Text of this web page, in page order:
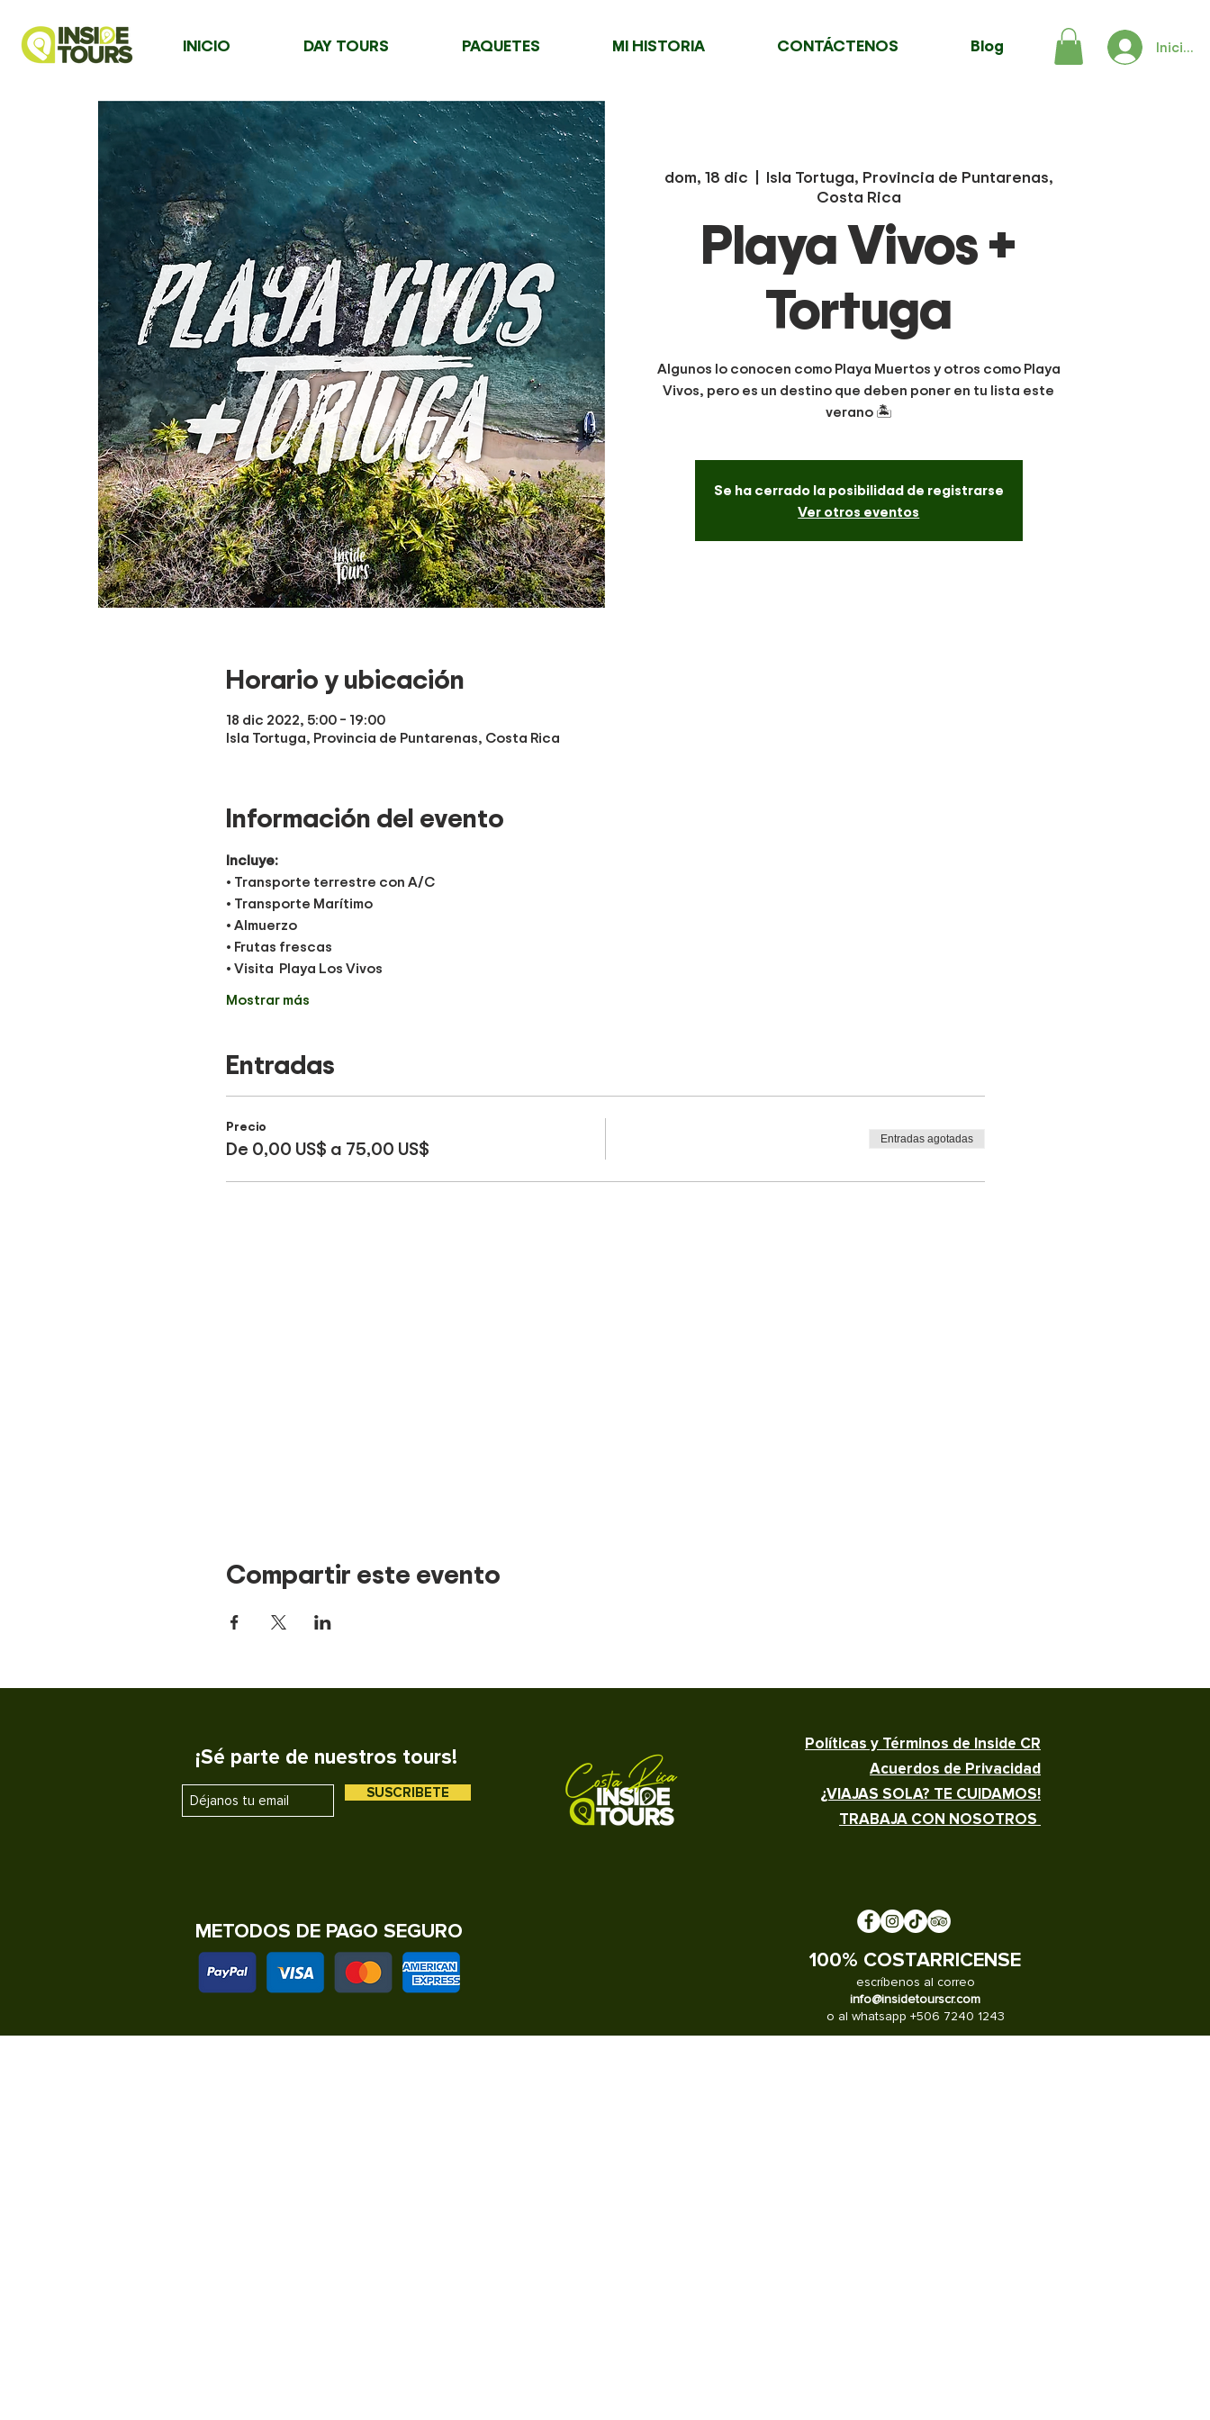
INICIO DAY TOURS PAQUETES MI HISTORIA CONTÁCTENOS Blog Iniciar
dom, 18 dic
  |
Isla Tortuga, Provincia de Puntarenas,
Costa Rica
Playa Vivos +
Tortuga
Algunos lo conocen como Playa Muertos y otros como Playa
Vivos, pero es un destino que deben poner en tu lista este
verano 🏝
Se ha cerrado la posibilidad de registrarse
Ver otros eventos
Horario y ubicación
18 dic 2022, 5:00 – 19:00
Isla Tortuga, Provincia de Puntarenas, Costa Rica
Información del evento
Incluye:
• Transporte terrestre con A/C
• Transporte Marítimo
• Almuerzo
• Frutas frescas
• Visita  Playa Los Vivos
Mostrar más
Entradas
Precio
De 0,00 US$ a 75,00 US$ Entradas agotadas
Compartir este evento
¡Sé parte de nuestros tours!
SUSCRIBETE
Políticas y Términos de Inside CR
Acuerdos de Privacidad
¿VIAJAS SOLA? TE CUIDAMOS!
TRABAJA CON NOSOTROS
METODOS DE PAGO SEGURO
100% COSTARRICENSE
escríbenos al correo
info@insidetourscr.com
o al whatsapp +506 7240 1243